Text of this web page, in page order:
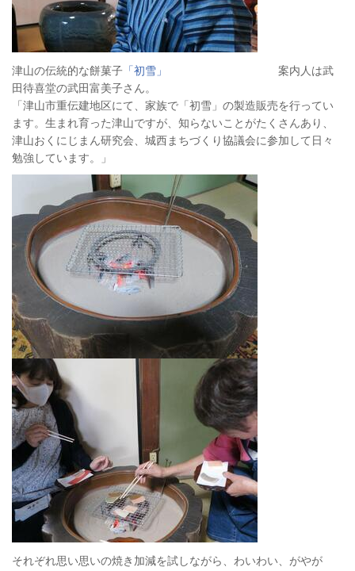
津山の伝統的な餅菓子 「初雪」
案内人は武
田待喜堂の武田富美子さん。
「津山市重伝建地区にて、家族で「初雪」の製造販売を行ってい
ます。生まれ育った津山ですが、知らないことがたくさんあり、
津山おくにじまん研究会、城西まちづくり協議会に参加して日々
勉強しています。」
それぞれ思い思いの焼き加減を試しながら、わいわい、がやが